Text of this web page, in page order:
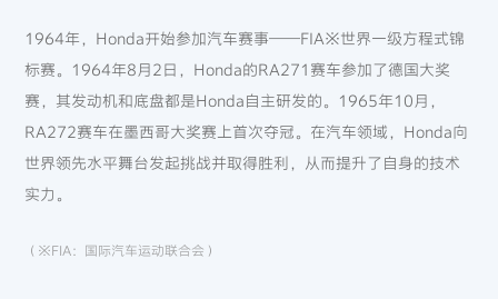
1964年，Honda开始参加汽车赛事——FIA※世界一级方程式锦
标赛。1964年8月2日，Honda的RA271赛车参加了德国大奖
赛，其发动机和底盘都是Honda自主研发的。1965年10月，
RA272赛车在墨西哥大奖赛上首次夺冠。在汽车领域，Honda向
世界领先水平舞台发起挑战并取得胜利，从而提升了自身的技术
实力。
（※FIA：国际汽车运动联合会）